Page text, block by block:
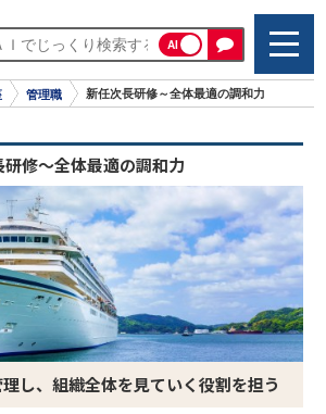
AI
管理職 新任次長研修～全体最適の調和力
修～全体最適の調和力
し、組織全体を見ていく役割を担う